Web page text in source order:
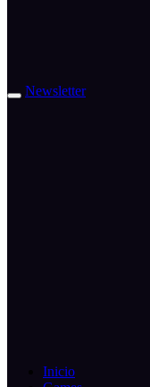
Newsletter
Inicio